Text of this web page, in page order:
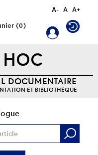
A- A A+
DOCUMENTAIRE
ET BIBLIOTHÈQUE